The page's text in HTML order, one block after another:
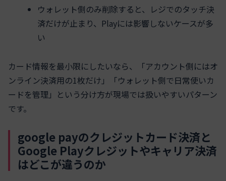
ウォレット側のみ削除すると、レジでのタッチ決
済だけが止まり、Playには影響しないケースが多
い
カード情報を最小限にしたいなら、「アカウント側にはオ
ンライン決済用の1枚だけ」「ウォレット側で日常使いカ
ードを管理」という分け方が現場では扱いやすいパターン
です。
google payのクレジットカード決済と
Google Playクレジットやキャリア決済
はどこが違うのか